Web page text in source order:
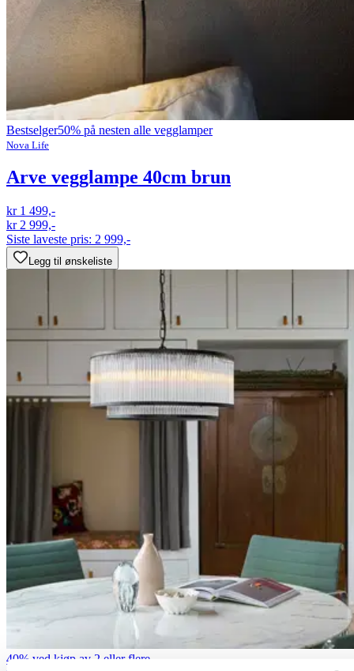
Bestselger50% på nesten alle vegglamper
Nova Life
Arve vegglampe 40cm brun
kr 1 499,-
kr 2 999,-
Siste laveste pris: 2 999,-
Legg til ønskeliste
40% ved kjøp av 2 eller flere